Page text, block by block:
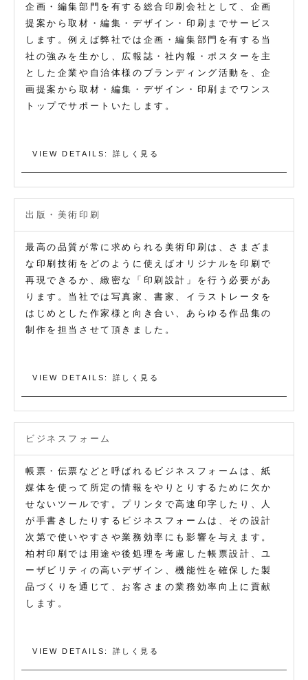
企画・編集部門を有する総合印刷会社として、企画
提案から取材・編集・デザイン・印刷までサービス
します。例えば弊社では企画・編集部門を有する当
社の強みを生かし、広報誌・社内報・ポスターを主
とした企業や自治体様のブランディング活動を、企
画提案から取材・編集・デザイン・印刷までワンス
トップでサポートいたします。
VIEW DETAILS: 詳しく見る
出版・美術印刷
最高の品質が常に求められる美術印刷は、さまざま
な印刷技術をどのように使えばオリジナルを印刷で
再現できるか、緻密な「印刷設計」を行う必要があ
ります。当社では写真家、書家、イラストレータを
はじめとした作家様と向き合い、あらゆる作品集の
制作を担当させて頂きました。
VIEW DETAILS: 詳しく見る
ビジネスフォーム
帳票・伝票などと呼ばれるビジネスフォームは、紙
媒体を使って所定の情報をやりとりするために欠か
せないツールです。プリンタで高速印字したり、人
が手書きしたりするビジネスフォームは、その設計
次第で使いやすさや業務効率にも影響を与えます。
柏村印刷では用途や後処理を考慮した帳票設計、ユ
ーザビリティの高いデザイン、機能性を確保した製
品づくりを通じて、お客さまの業務効率向上に貢献
します。
VIEW DETAILS: 詳しく見る